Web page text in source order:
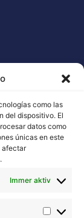
como las
del dispositivo. El
datos como
únicas en este
afectar
Immer aktiv
und
dabei